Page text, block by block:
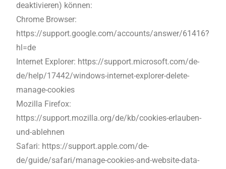
deaktivieren) können:
Chrome Browser:
https://support.google.com/accounts/answer/61416?
hl=de
Internet Explorer: https://support.microsoft.com/de-
de/help/17442/windows-internet-explorer-delete-
manage-cookies
Mozilla Firefox:
https://support.mozilla.org/de/kb/cookies-erlauben-
und-ablehnen
Safari: https://support.apple.com/de-
de/guide/safari/manage-cookies-and-website-data-